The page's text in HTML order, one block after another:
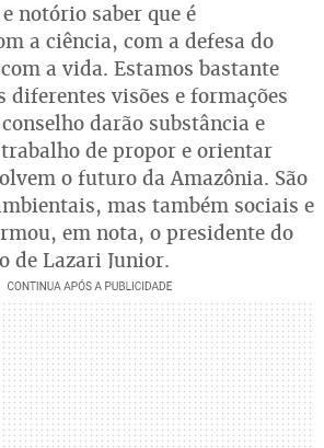
notório saber que é
a ciência, com a defesa do
a vida. Estamos bastante
diferentes visões e formações
darão substância e
de propor e orientar
o futuro da Amazônia. São
mas também sociais e
em nota, o presidente do
de Lazari Junior.